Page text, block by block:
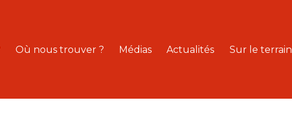
Où nous trouver ? Médias Actualités Sur le terrain